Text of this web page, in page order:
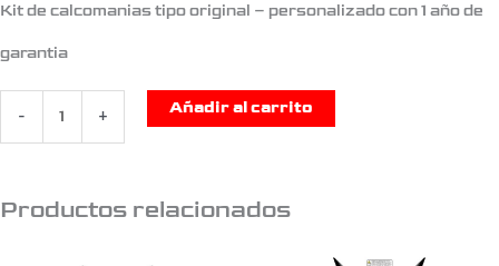
Kit de calcomanias tipo original – personalizado con 1 año de
garantia
- +
Añadir al carrito
Productos relacionados